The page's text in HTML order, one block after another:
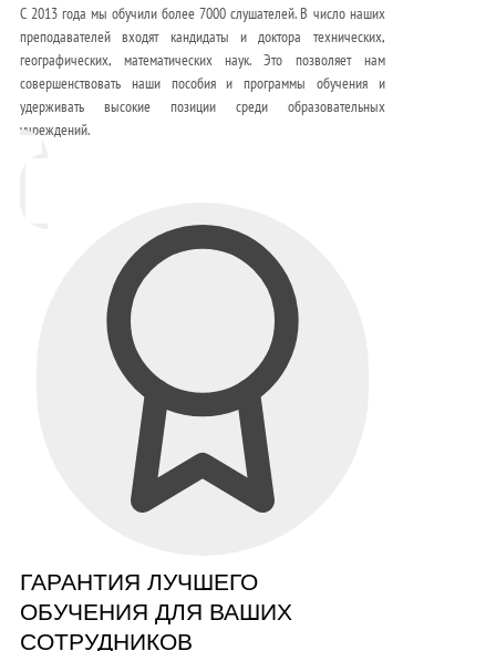
С 2013 года мы обучили более 7000 слушателей. В число наших
преподавателей входят кандидаты и доктора технических,
географических, математических наук. Это позволяет нам
совершенствовать наши пособия и программы обучения и
удерживать высокие позиции среди образовательных
учреждений.
ГАРАНТИЯ ЛУЧШЕГО
ОБУЧЕНИЯ ДЛЯ ВАШИХ
СОТРУДНИКОВ